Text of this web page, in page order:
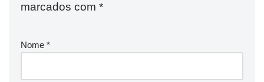
marcados com *
Nome *